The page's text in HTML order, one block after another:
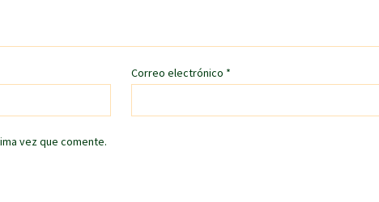
Correo electrónico *
vez que comente.